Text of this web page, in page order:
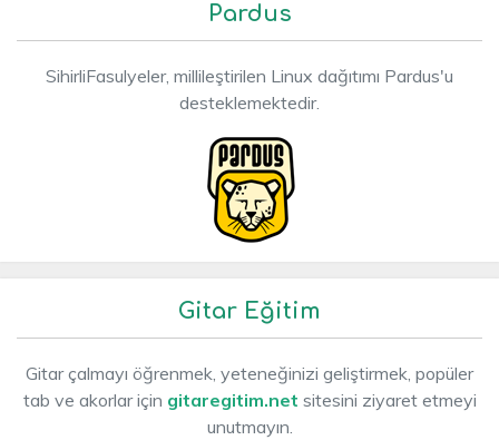
Pardus
SihirliFasulyeler, millileştirilen Linux dağıtımı Pardus'u
desteklemektedir.
Gitar Eğitim
Gitar çalmayı öğrenmek, yeteneğinizi geliştirmek, popüler
tab ve akorlar için gitaregitim.net sitesini ziyaret etmeyi
unutmayın.